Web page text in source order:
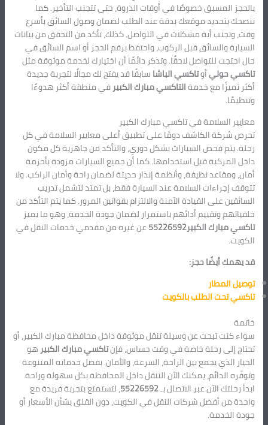
بالحجز المسبق خصوصًا في أوقات الذروة، حتى تتجنب التأخير. كما
ننصحك بتحديد موقعك بدقة عند الطلب لضمان وصول السائق بأسرع
وقت، وتجنب أية مشكلات في التواصل. كذلك، تأكد من التحقق من بيانات
السيارة والسائق قبل الركوب، واحتفظ برقم الحجز أو اسم السائق في
حال احتجت للتواصل لاحقًا. وتذكر دائمًا أن اختيارك لخدمة موثوقة مثل
تاكسي حوليأوتاكسي الباشاسابقًا قد يفتح لك مجالًا لتجربة جديدة
أكثر تميزًا مع خدمةالتاكسي مبارك الكبيرفي منطقة أكثر هدوءًا
وتنظيمًا.
معايير السلامة في تاكسي مبارك الكبير
تحرص شركة الكاشف دومًا على تطبيق أعلى معايير السلامة في كل
رحلة. يتم فحص السيارات بشكل دوري، والتأكد من جاهزية كل مكون
داخل المركبة قبل استخدامها. كما أن جميع السيارات مزودة بأحزمة
أمان، ومقاعد نظيفة، وأنظمة إنذار حديثة لضمان راحة وأمان الراكب. ولا
تتوقف إجراءات السلامة عند السيارة فقط، بل تمتد لتشمل تدريب
السائقين على القيادة الآمنة والالتزام بقوانين المرور. كما يتم التأكد من
خلفياتهم وتقييم أدائهم باستمرار لضمان جودة الخدمة، وهو ما يميز
تاكسي مبارك الكبير55226592
عن غيره من مقدمي خدمات النقل في
الكويت.
قد يهمك أيضًا حجز:
توصيل المطار
تاكسي تحت الطلب بالكويت
خاتمة
سواء كنت تبحث عن وسيلة تنقل موثوقة داخل محافظة مبارك الكبير، أو
تحتاج إلى رحلة خاصة في وقت حساس، فإنتاكسي مبارك الكبيرهو
الخيار الذي يجمع بين الراحة، السرعة، والأمان. بفضل خدماته المتنوعة
وتوفّره الدائم، يمكنك الآن التنقل داخل المحافظة بكل سهولة وراحة.
ابدأ رحلتك الآن عبر الاتصال بـ55226592، لتستمتع بتجربة فريدة مع
واحدة من أفضل شركات النقل في الكويت، دون القلق بشأن الأسعار أو
جودة الخدمة.